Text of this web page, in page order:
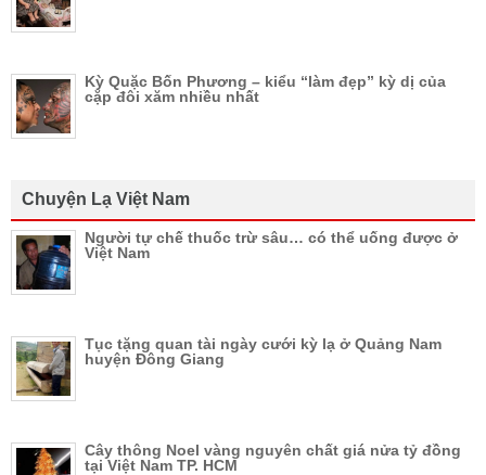
Kỳ Quặc Bốn Phương – kiểu “làm đẹp” kỳ dị của
cặp đôi xăm nhiều nhất
Chuyện Lạ Việt Nam
Người tự chế thuốc trừ sâu… có thể uống được ở
Việt Nam
Tục tặng quan tài ngày cưới kỳ lạ ở Quảng Nam
huyện Đông Giang
Cây thông Noel vàng nguyên chất giá nửa tỷ đồng
tại Việt Nam TP. HCM